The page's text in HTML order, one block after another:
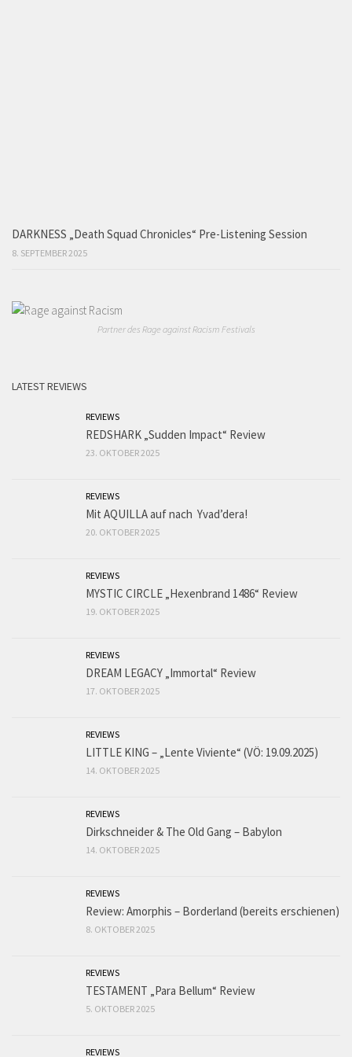
DARKNESS „Death Squad Chronicles“ Pre-Listening Session
8. SEPTEMBER 2025
Partner des Rage against Racism Festivals
LATEST REVIEWS
REVIEWS
REDSHARK „Sudden Impact“ Review
23. OKTOBER 2025
REVIEWS
Mit AQUILLA auf nach Yvad’dera!
20. OKTOBER 2025
REVIEWS
MYSTIC CIRCLE „Hexenbrand 1486“ Review
19. OKTOBER 2025
REVIEWS
DREAM LEGACY „Immortal“ Review
17. OKTOBER 2025
REVIEWS
LITTLE KING – „Lente Viviente“ (VÖ: 19.09.2025)
14. OKTOBER 2025
REVIEWS
Dirkschneider & The Old Gang – Babylon
14. OKTOBER 2025
REVIEWS
Review: Amorphis – Borderland (bereits erschienen)
8. OKTOBER 2025
REVIEWS
TESTAMENT „Para Bellum“ Review
5. OKTOBER 2025
REVIEWS